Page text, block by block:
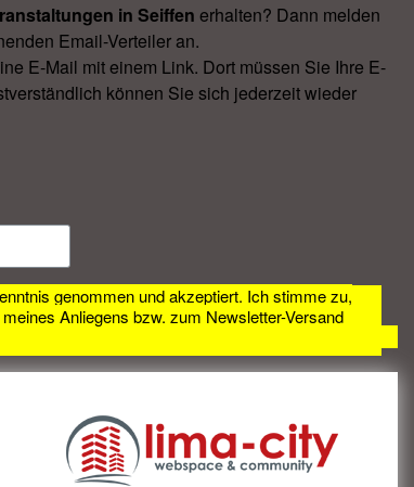
in Seiffen erhalten? Dann melden
Email-Verteiler an.
E-Mail mit einem Link. Dort müssen Sie Ihre E-
können Sie sich jederzeit wieder
genommen und akzeptiert. Ich stimme zu,
Anliegens bzw. zum Newsletter-Versand